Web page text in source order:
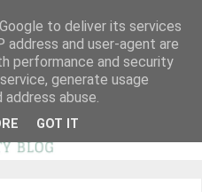
to deliver its services
address and user-agent are
performance and security
generate usage
abuse.
GOT IT